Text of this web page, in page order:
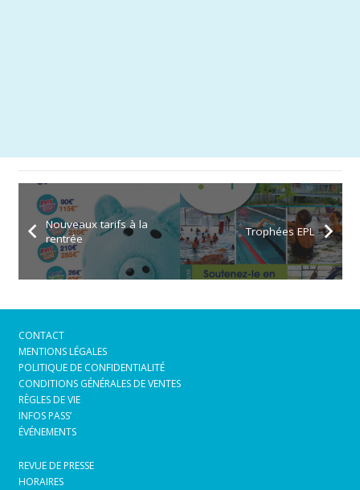
Nouveaux tarifs à la
rentrée
Trophées EPL
CONTACT
MENTIONS LÉGALES
POLITIQUE DE CONFIDENTIALITÉ
CONDITIONS GÉNÉRALES DE VENTES
RÈGLES DE VIE
INFOS PASS’
ÉVÉNEMENTS
REVUE DE PRESSE
HORAIRES